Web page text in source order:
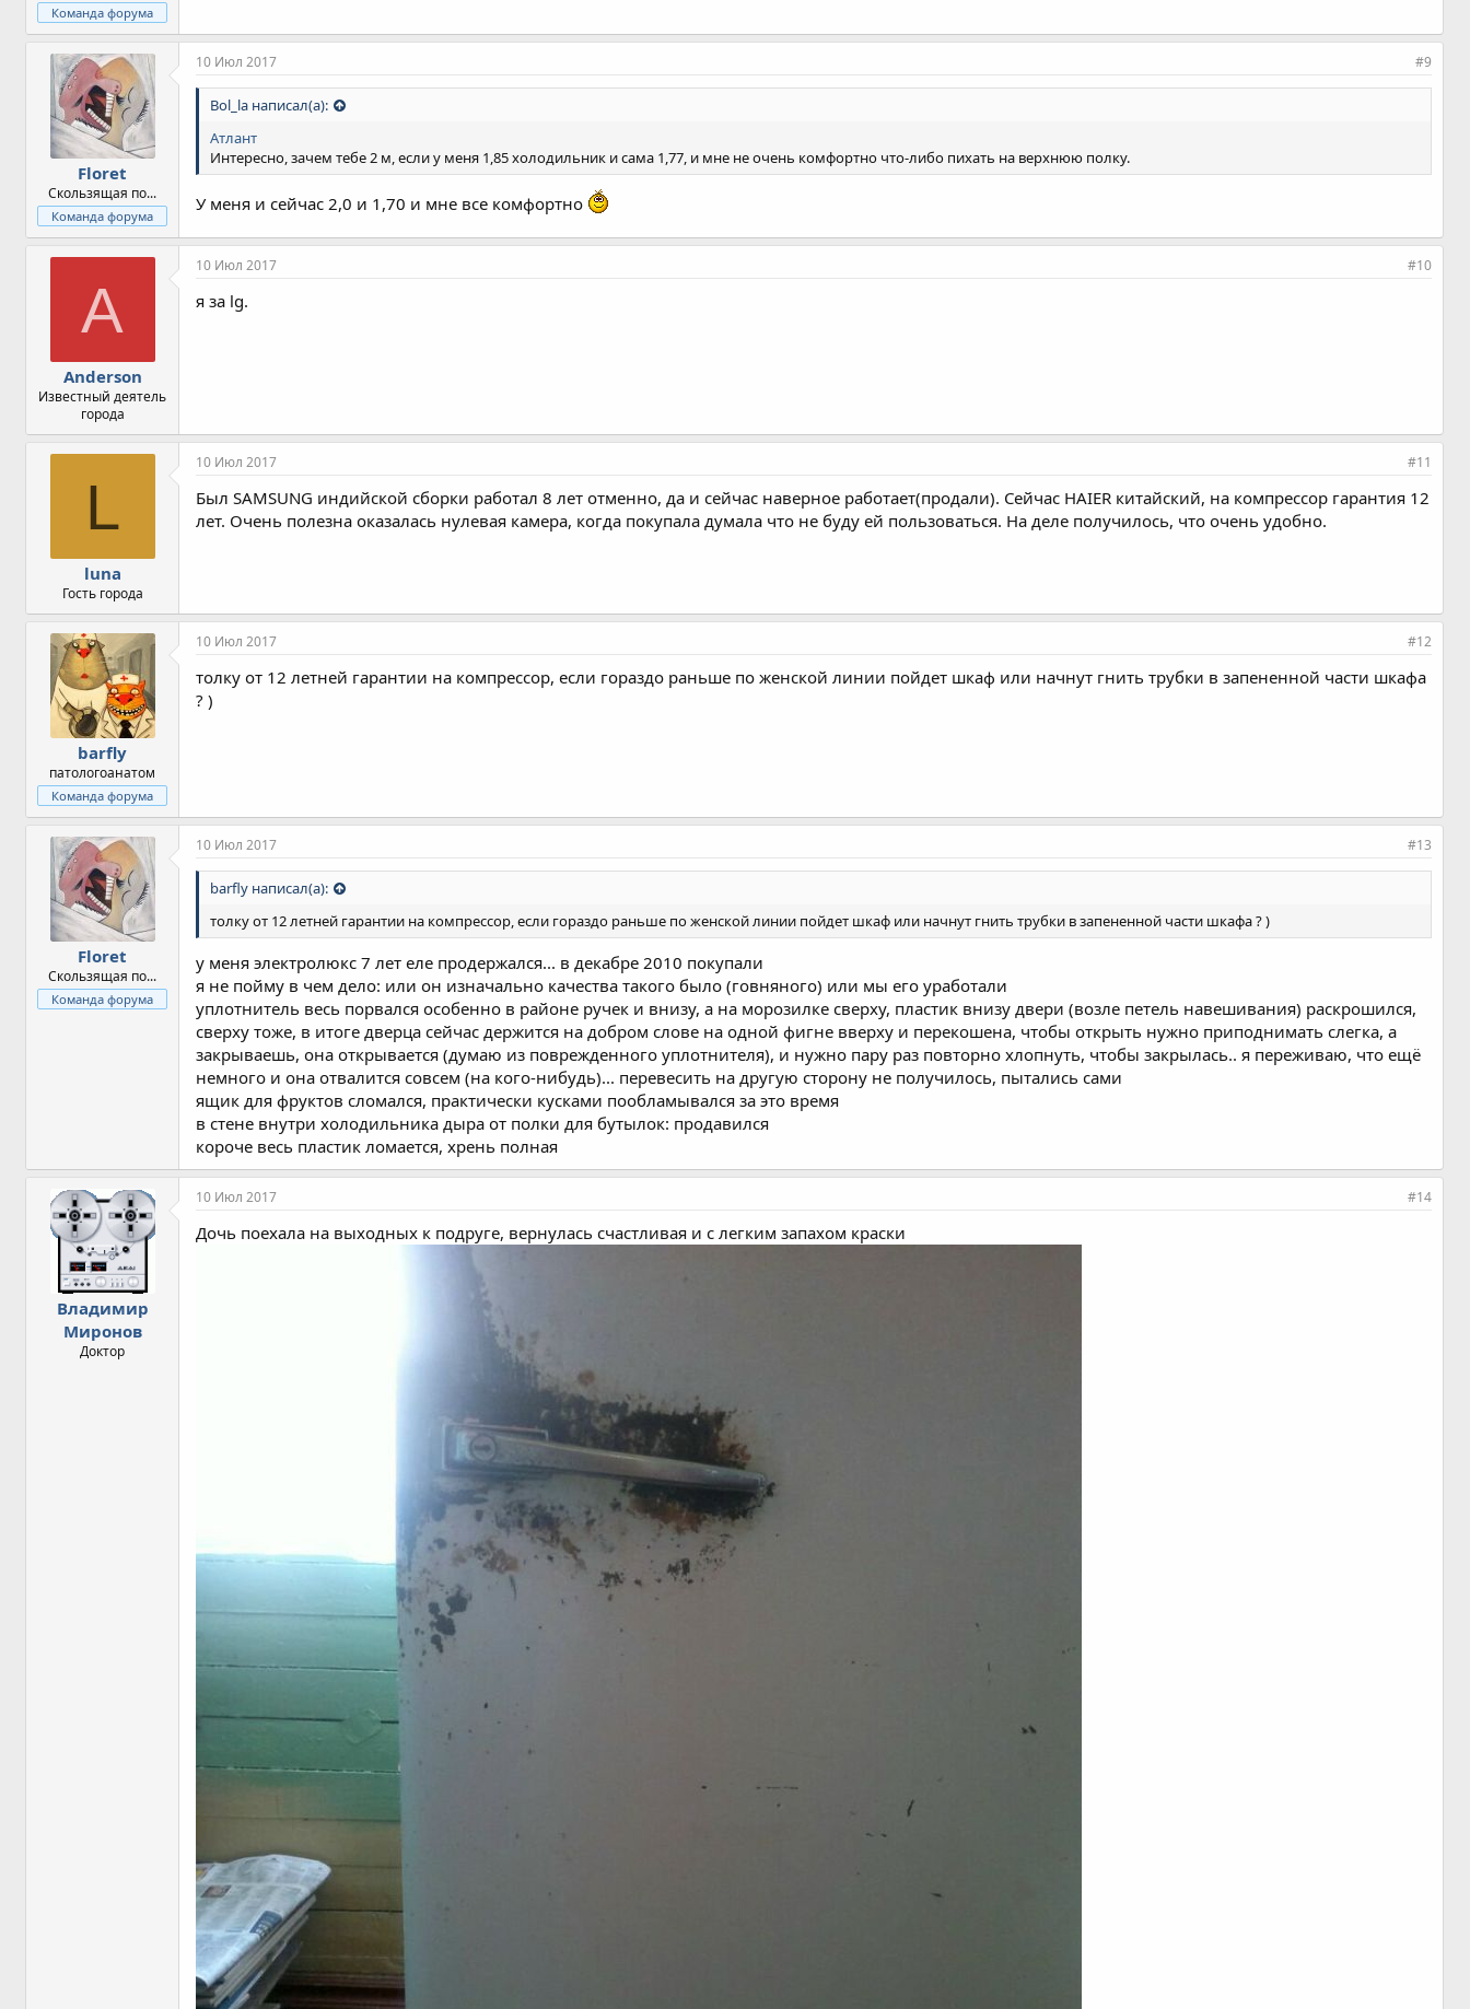
Команда форума
Floret
Скользящая по...
Команда форума
10 Июл 2017 #9
Bol_la написал(а):
Атлант
Интересно, зачем тебе 2 м, если у меня 1,85 холодильник и сама 1,77, и мне не очень комфортно что-либо пихать на верхнюю полку.
У меня и сейчас 2,0 и 1,70 и мне все комфортно
A
Anderson
Известный деятель
города
10 Июл 2017 #10
я за lg.
L
luna
Гость города
10 Июл 2017 #11
Был SAMSUNG индийской сборки работал 8 лет отменно, да и сейчас наверное работает(продали). Сейчас HAIER китайский, на компрессор гарантия 12
лет. Очень полезна оказалась нулевая камера, когда покупала думала что не буду ей пользоваться. На деле получилось, что очень удобно.
barfly
патологоанатом
Команда форума
10 Июл 2017 #12
толку от 12 летней гарантии на компрессор, если гораздо раньше по женской линии пойдет шкаф или начнут гнить трубки в запененной части шкафа
? )
Floret
Скользящая по...
Команда форума
10 Июл 2017 #13
barfly написал(а):
толку от 12 летней гарантии на компрессор, если гораздо раньше по женской линии пойдет шкаф или начнут гнить трубки в запененной части шкафа ? )
у меня электролюкс 7 лет еле продержался... в декабре 2010 покупали
я не пойму в чем дело: или он изначально качества такого было (говняного) или мы его уработали
уплотнитель весь порвался особенно в районе ручек и внизу, а на морозилке сверху, пластик внизу двери (возле петель навешивания) раскрошился,
сверху тоже, в итоге дверца сейчас держится на добром слове на одной фигне вверху и перекошена, чтобы открыть нужно приподнимать слегка, а
закрываешь, она открывается (думаю из поврежденного уплотнителя), и нужно пару раз повторно хлопнуть, чтобы закрылась.. я переживаю, что ещё
немного и она отвалится совсем (на кого-нибудь)... перевесить на другую сторону не получилось, пытались сами
ящик для фруктов сломался, практически кусками пообламывался за это время
в стене внутри холодильника дыра от полки для бутылок: продавился
короче весь пластик ломается, хрень полная
Владимир
Миронов
Доктор
10 Июл 2017 #14
Дочь поехала на выходных к подруге, вернулась счастливая и с легким запахом краски